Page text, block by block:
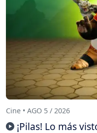
Cine • AGO 5 / 2026
¡Pilas! Lo más